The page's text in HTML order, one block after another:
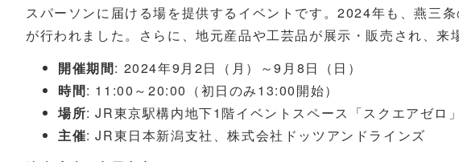
スパーソンに届ける場を提供するイベントです。2024年も、燕三
が行われました。さらに、地元産品や工芸品が展示・販売され、来
開催期間: 2024年9月2日（月）～9月8日（日）
時間: 11:00～20:00（初日のみ13:00開始）
場所: JR東京駅構内地下1階イベントスペース「スクエアゼロ」
主催: JR東日本新潟支社、株式会社ドッツアンドラインズ